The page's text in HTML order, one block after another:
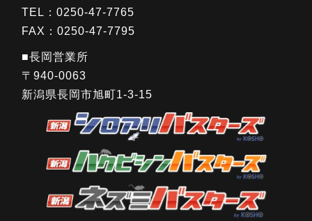
TEL：0250-47-7765
FAX：0250-47-7795
■長岡営業所
〒940-0063
新潟県長岡市旭町1-3-15